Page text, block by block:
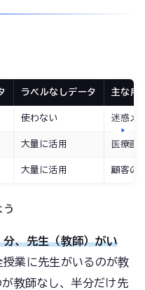
ラベルなしデータ 主な用
使わない 迷惑メ
大量に活用 医療画
大量に活用 顧客の
う
分、先生（教師）がい
業に先生がいるのが教
教師なし、半分だけ先